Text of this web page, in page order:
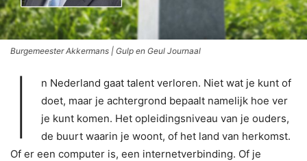
Burgemeester Akkermans | Gulp en Geul Journaal
I
n Nederland gaat talent verloren. Niet wat je kunt of
doet, maar je achtergrond bepaalt namelijk hoe ver
je kunt komen. Het opleidingsniveau van je ouders,
de buurt waarin je woont, of het land van herkomst.
Of er een computer is, een internetverbinding. Of je